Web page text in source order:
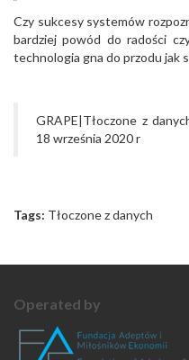
Czy sukcesy systemów
bardziej powód do radości
technologia gna do przodu jak
GRAPE|Tłoczone z
18 września 2020 r
Tags: Tłoczone z danych
Operated by